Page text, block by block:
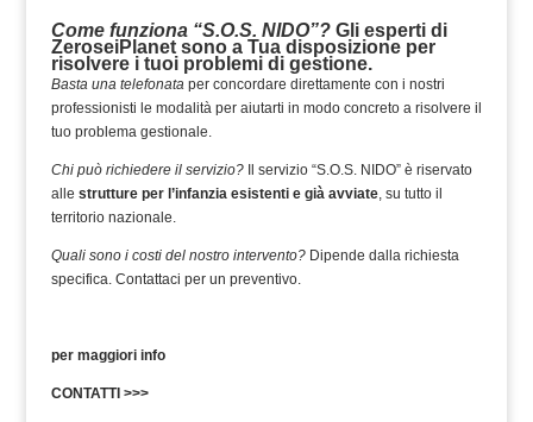
Come funziona “S.O.S. NIDO”? Gli esperti di
ZeroseiPlanet sono a Tua disposizione per
risolvere i tuoi problemi di gestione.
Basta una telefonataper concordare direttamente con i nostri
professionisti le modalità per aiutarti in modo concreto a risolvere il
tuo problema gestionale.
Chi può richiedere il servizio?Il servizio “S.O.S. NIDO” è riservato
alle strutture per l’infanzia esistenti e già avviate, su tutto il
territorio nazionale.
Quali sono i costi del nostro intervento?Dipende dalla richiesta
specifica. Contattaci per un preventivo.
per maggiori info
CONTATTI >>>